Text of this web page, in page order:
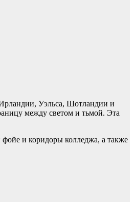
Уэльса, Шотландии и
между светом и тьмой. Эта
и коридоры колледжа, а также